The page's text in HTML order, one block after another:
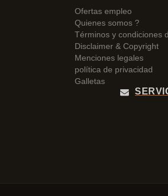
Ofertas empleo
Quienes somos ?
Términos y condiciones
Disclaimer & Copyright
Menciones legales
política de privacidad
Galletas